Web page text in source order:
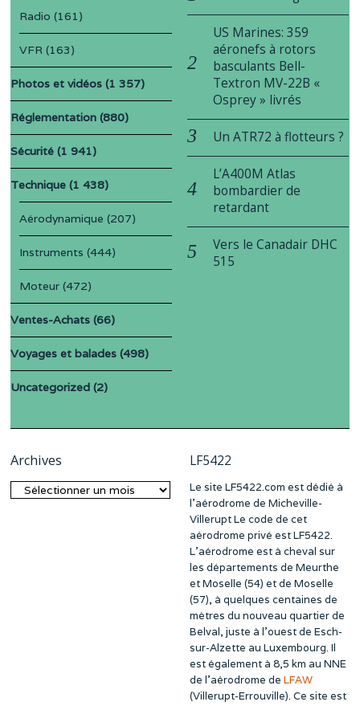
Radio (161)
VFR (163)
Photos et vidéos (1 357)
Réglementation (880)
Sécurité (1 941)
Technique (1 438)
Aérodynamique (207)
Instruments (444)
Moteur (472)
Ventes-Achats (66)
Voyages et balades (498)
Uncategorized (2)
US Marines: 359
aéronefs à rotors
basculants Bell-
Textron MV-22B «
Osprey » livrés
Un ATR72 à flotteurs ?
L’A400M Atlas
bombardier de
retardant
Vers le Canadair DHC
515
Archives
Archives
LF5422
Le site LF5422.com est dédié à
l’aérodrome de Micheville-
Villerupt Le code de cet
aérodrome privé est LF5422.
L’aérodrome est à cheval sur
les départements de Meurthe
et Moselle (54) et de Moselle
(57), à quelques centaines de
mètres du nouveau quartier de
Belval, juste à l’ouest de Esch-
sur-Alzette au Luxembourg. Il
est également à 8,5 km au NNE
de l’aérodrome de LFAW
(Villerupt-Errouville). Ce site est